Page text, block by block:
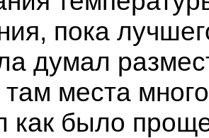
пока
думал
места
как было